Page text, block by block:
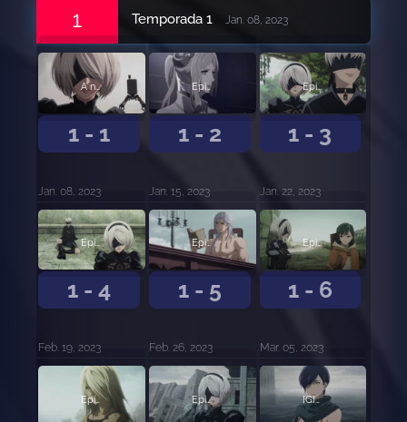
1 Temporada 1 Jan. 08, 2023
1 - 1
A no ser
Jan. 08, 2023
1 - 2
Episodio 2
Jan. 15, 2023
1 - 3
Episodio 3
Jan. 22, 2023
1 - 4
Episodio 4
Feb. 19, 2023
1 - 5
Episodio 5
Feb. 26, 2023
1 - 6
Episodio 6
Mar. 05, 2023
Episodio 7 Episodio 8 [G]anas de conocimiento